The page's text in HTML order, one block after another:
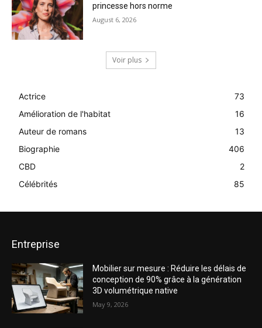
princesse hors norme
August 6, 2026
Voir plus
Actrice
73
Amélioration de l'habitat
16
Auteur de romans
13
Biographie
406
CBD
2
Célébrités
85
Entreprise
Mobilier sur mesure : Réduire les délais de
conception de 90% grâce à la génération
3D volumétrique native
May 9, 2026